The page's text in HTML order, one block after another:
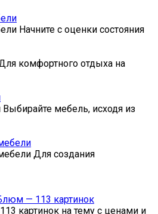
Начните с оценки состояния
комфортного отдыха на
мебель, исходя из
Для создания
— 113 картинок
картинок на тему с ценами и